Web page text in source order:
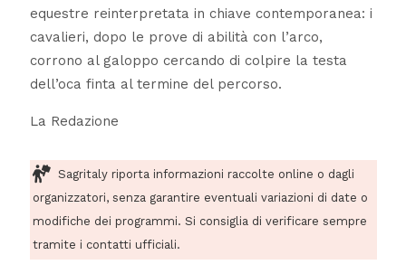
equestre reinterpretata in chiave contemporanea: i
cavalieri, dopo le prove di abilità con l’arco,
corrono al galoppo cercando di colpire la testa
dell’oca finta al termine del percorso.
La Redazione
Sagritaly riporta informazioni raccolte online o dagli
organizzatori, senza garantire eventuali variazioni di date o
modifiche dei programmi. Si consiglia di verificare sempre
tramite i contatti ufficiali.